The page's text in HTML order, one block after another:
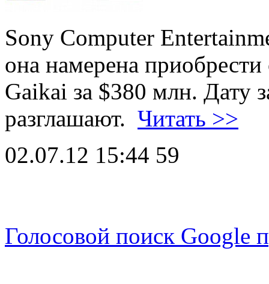
Sony Computer
она намерена
Gaikai за $380 млн. Дату
разглашают. Читать >>
02.07.12 15:44 59
Голосовой поиск Google